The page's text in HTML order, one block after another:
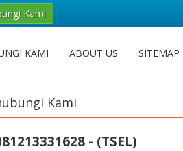
KAMI ABOUT US SITEMAP
Kami
- (TSEL)
Kami